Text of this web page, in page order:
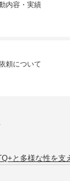
内容・実績
頼について
と多様な性を支